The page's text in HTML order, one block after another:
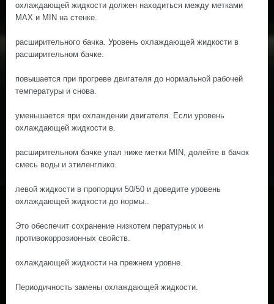
охлаждающей жидкости должен находиться между метками
МАХ и MIN на стенке.
расширительного бачка. Уровень охлаждающей жидкости в
расширительном бачке.
повышается при прогреве двигателя до нормальной рабочей
температуры и снова.
уменьшается при охлаждении двигателя. Если уровень
охлаждающей жидкости в.
расширительном бачке упал ниже метки MIN, долейте в бачок
смесь воды и этиленглико.
левой жидкости в пропорции 50/50 и доведите уровень
охлаждающей жидкости до нормы..
Это обеспечит сохранение низкотем пературных и
противокоррозионных свойств.
охлаждающей жидкости на прежнем уровне.
Периодичность замены охлаждающей жидкости.